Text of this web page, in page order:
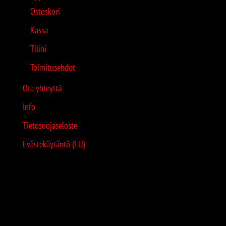
Ostoskori
Kassa
Tilini
Toimitusehdot
Ota yhteyttä
Info
Tietosuojaseloste
Evästekäytäntö (EU)